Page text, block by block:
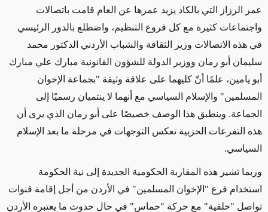
عمر الرزاز التي بالكاد يزيد عمرها عن العام قامت باتصالات
واجتماعات كثيرة مع كل فروع التنظيم، واضطلع بالدور الرئيسي
في هذه الاتصالات وزير الثقافة والشباب الأردني الدكتور محمد
سليمان أبو رمان ووزير الدولة للشؤون القانونية مبارك علي مبارك
أبو يامين، علمًا أنّ كليهما على علاقة وثيقة "بجماعة الإخوان
المسلمين" والإسلام السياسي مع أنهما لا ينتميان رسميًا إلى
الجماعة. وينطبق هذا الوصف خصيصًا على أبو رمان الذي يرى أن
هذه التفرعات الحزبية تعكس التوجهات في مرحلة ما بعد الإسلام
السياسي.
وربما تشير هذه المقاربة الحكومية الجديدة إلى نية الحكومة
استخدام فرع "الإخوان المسلمين" في الأردن من أجل إقامة قنوات
تواصل "خلفية" مع حركة "حماس" في حال حدوث ما يعتبره الأردن